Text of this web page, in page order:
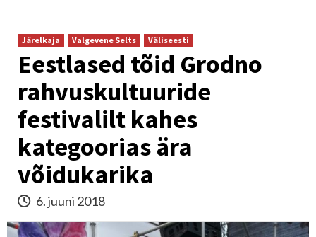
Järelkaja Valgevene Selts Väliseesti
Eestlased tõid Grodno
rahvuskultuuride
festivalilt kahes
kategoorias ära
võidukarika
6. juuni 2018